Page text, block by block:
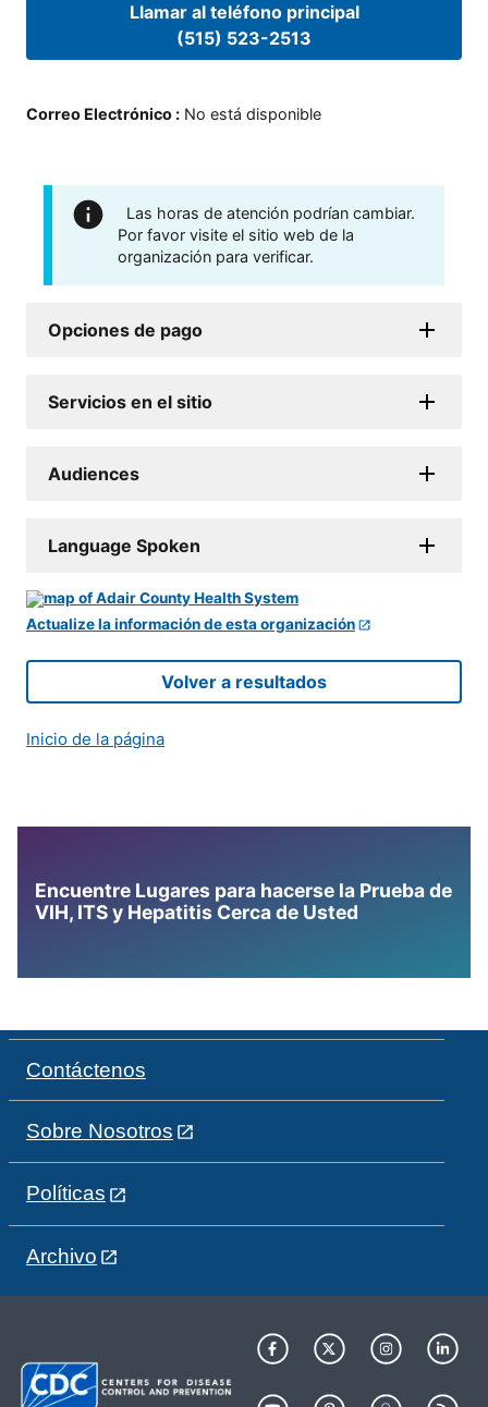
Llamar al teléfono principal
(515) 523-2513
Correo Electrónico : No está disponible
Las horas de atención podrían cambiar.
Por favor visite el sitio web de la
organización para verificar.
Opciones de pago
Servicios en el sitio
Audiences
Language Spoken
Actualize la información de esta organización
Volver a resultados
Inicio de la página
Encuentre Lugares para hacerse la Prueba de
VIH, ITS y Hepatitis Cerca de Usted
Contáctenos
Sobre Nosotros
Políticas
Archivo